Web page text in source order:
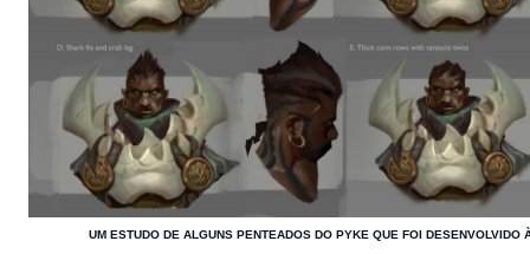
UM ESTUDO DE ALGUNS PENTEADOS DO PYKE QUE FOI